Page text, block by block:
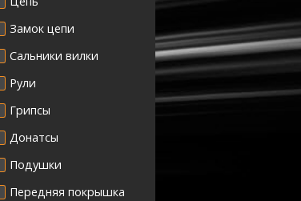
Замок цепи
Сальники вилки
Рули
Грипсы
Донатсы
Подушки
Передняя покрышка